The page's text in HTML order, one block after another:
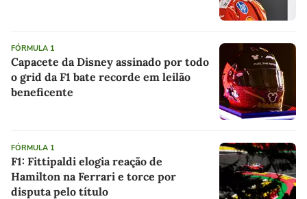
FÓRMULA 1
Capacete da Disney assinado por todo
o grid da F1 bate recorde em leilão
beneficente
FÓRMULA 1
F1: Fittipaldi elogia reação de
Hamilton na Ferrari e torce por
disputa pelo título